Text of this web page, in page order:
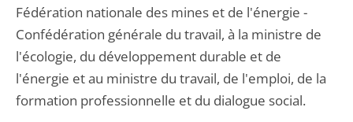
Fédération nationale des mines et de l'énergie -
Confédération générale du travail, à la ministre de
l'écologie, du développement durable et de
l'énergie et au ministre du travail, de l'emploi, de la
formation professionnelle et du dialogue social.